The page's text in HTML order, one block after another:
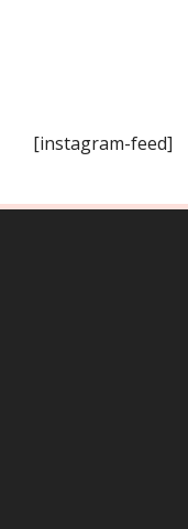
[instagram-feed]